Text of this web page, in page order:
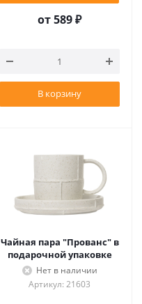
от589 ₽
В корзину
Чайная пара "Прованс" в
подарочной упаковке
Нет в наличии
Артикул: 21603